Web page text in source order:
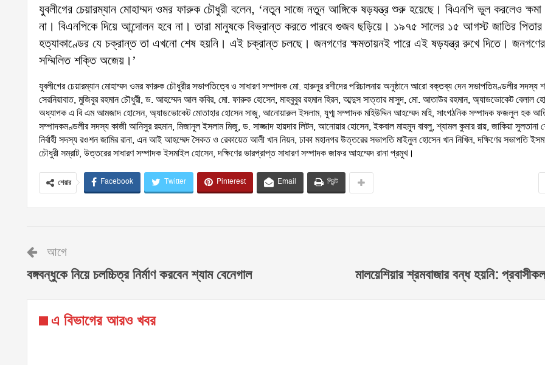
যুবলীগের চেয়ারম্যান মোহাম্মদ ওমর ফারুক চৌধুরী বলেন, ‘নতুন সাজে নতুন আঙ্গিকে ষড়যন্ত্র শুরু হয়েছে। বিএনপি ভুল করলেও ক্ষমা
না। বিএনপিকে দিয়ে আন্দোলন হবে না। তারা মানুষকে বিভ্রান্ত করতে পারবে গুজব ছড়িয়ে। ১৯৭৫ সালের ১৫ আগস্ট জাতির পিতার
হত্যাকাণ্ডের যে চক্রান্ত তা এখনো শেষ হয়নি। এই চক্রান্ত চলছে। জনগণের ক্ষমতায়নই পারে এই ষড়যন্ত্র রুখে দিতে। জনগণের
সম্মিলিত শক্তি অজেয়।’
যুবলীগের চেয়ারম্যান মোহাম্মদ ওমর ফারুক চৌধুরীর সভাপতিত্বে ও সাধারণ সম্পাদক মো. হারুনুর রশীদের পরিচালনায় অনুষ্ঠানে আরো বক্তব্য দেন সভাপতিমণ্ডলীর সদস্য
সেরনিয়াবাত, মুজিবুর রহমান চৌধুরী, ড. আহম্মেদ আল কবির, মো. ফারুক হোসেন, মাহবুবুর রহমান হিরন, আব্দুস সাত্তার মাসুদ, মো. আতাউর রহমান, অ্যাডভোকেট বেলাল
অধ্যাপক এ বি এম আমজাদ হোসেন, অ্যাডভোকেট মোতাহার হোসেন সাজু, আনোয়ারুল ইসলাম, যুগ্ম সম্পাদক মহিউদ্দিন আহম্মেদ মহি, সাংগঠনিক সম্পাদক ফজলুল হক
সম্পাদকমণ্ডলীর সদস্য কাজী আনিসুর রহমান, মিজানুল ইসলাম মিজু, ড. সাজ্জাদ হায়দার লিটন, আনোয়ার হোসেন, ইকবাল মাহমুদ বাবলু, শ্যামল কুমার রায়, জাকিয়া সুলতানা
নির্বাহী সদস্য রওশন জামির রানা, এন আই আহম্মেদ সৈকত ও রেকায়েত আলী খান নিয়ন, ঢাকা মহানগর উত্তরের সভাপতি মাইনুল হোসেন খান নিখিল, দক্ষিণের সভাপতি
চৌধুরী সম্রাট, উত্তরের সাধারণ সম্পাদক ইসমাইল হোসেন, দক্ষিণের ভারপ্রাপ্ত সাধারণ সম্পাদক জাফর আহম্মেদ রানা প্রমুখ।
শেয়ার Facebook Twitter Pinterest Email প্রিন্ট
আগে
বঙ্গবন্ধুকে নিয়ে চলচ্চিত্র নির্মাণ করবেন শ্যাম বেনেগাল মালয়েশিয়ার শ্রমবাজার বন্ধ হয়নি:
এ বিভাগের আরও খবর